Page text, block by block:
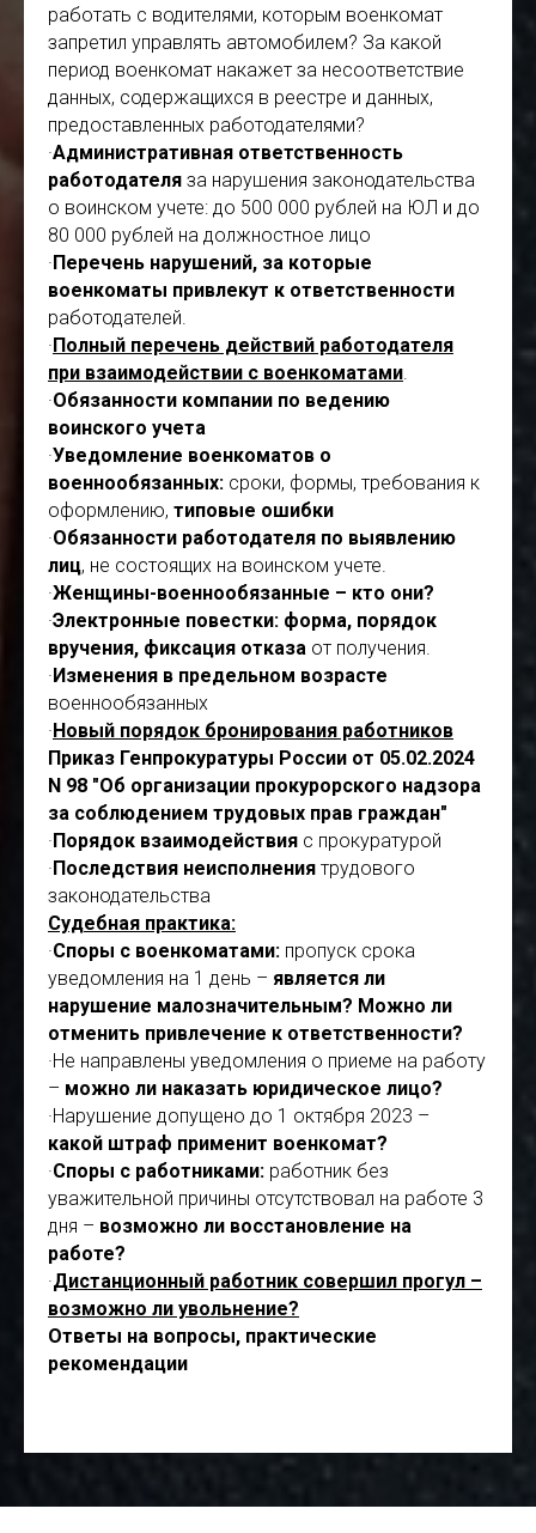
работать с водителями, которым военкомат
запретил управлять автомобилем? За какой
период военкомат накажет за несоответствие
данных, содержащихся в реестре и данных,
предоставленных работодателями?
·Административная ответственность
работодателя за нарушения законодательства
о воинском учете: до 500 000 рублей на ЮЛ и до
80 000 рублей на должностное лицо
·Перечень нарушений, за которые
военкоматы привлекут к ответственности
работодателей.
·Полный перечень действий работодателя
при взаимодействии с военкоматами.
·Обязанности компании по ведению
воинского учета
·Уведомление военкоматов о
военнообязанных: сроки, формы, требования к
оформлению, типовые ошибки
·Обязанности работодателя по выявлению
лиц, не состоящих на воинском учете.
·Женщины-военнообязанные – кто они?
·Электронные повестки: форма, порядок
вручения, фиксация отказа от получения.
·Изменения в предельном возрасте
военнообязанных
·Новый порядок бронирования работников
Приказ Генпрокуратуры России от 05.02.2024
N 98 "Об организации прокурорского надзора
за соблюдением трудовых прав граждан"
·Порядок взаимодействия с прокуратурой
·Последствия неисполнения трудового
законодательства
Судебная практика:
·Споры с военкоматами: пропуск срока
уведомления на 1 день – является ли
нарушение малозначительным? Можно ли
отменить привлечение к ответственности?
·Не направлены уведомления о приеме на работу
– можно ли наказать юридическое лицо?
·Нарушение допущено до 1 октября 2023 –
какой штраф применит военкомат?
·Споры с работниками: работник без
уважительной причины отсутствовал на работе 3
дня – возможно ли восстановление на
работе?
·Дистанционный работник совершил прогул –
возможно ли увольнение?
Ответы на вопросы, практические
рекомендации